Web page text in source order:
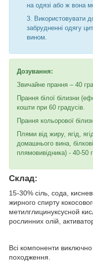
на одязі або ж вона
Використовувати
забрудненні одягу
вином.
Дозування:
Звичайне прання – 40
Прання білої білизни
кошти при 60 градусів.
Прання кольорової
Плями від жиру, ягід,
домашнього вина,
плямовивідника) - 40-50
Склад:
15-30% сіль, сода,
жирного спирту
метилглицинуксусной
рослинних олій,
Всі компоненти
походження.